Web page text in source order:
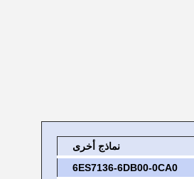
نماذج أخرى
6ES7136-6DB00-0CA0